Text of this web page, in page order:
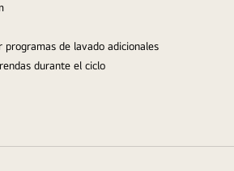
programas de lavado adicionales
durante el ciclo